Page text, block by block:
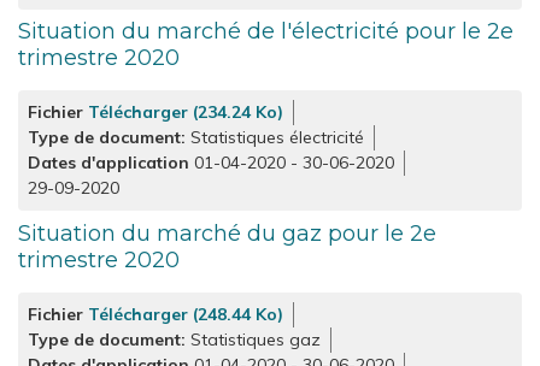
Situation du marché de l'électricité pour le 2e
trimestre 2020
Fichier Télécharger (234.24 Ko)
Type de document Statistiques électricité
Dates d'application 01-04-2020 - 30-06-2020
29-09-2020
Situation du marché du gaz pour le 2e
trimestre 2020
Fichier Télécharger (248.44 Ko)
Type de document Statistiques gaz